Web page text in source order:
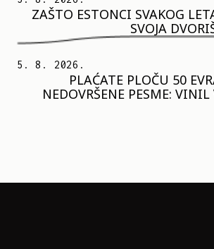
ZAŠTO ESTONCI SVAKOG
SVOJA
5. 8. 2026.
PLAĆATE PLOČU 50
NEDOVRŠENE PESME: